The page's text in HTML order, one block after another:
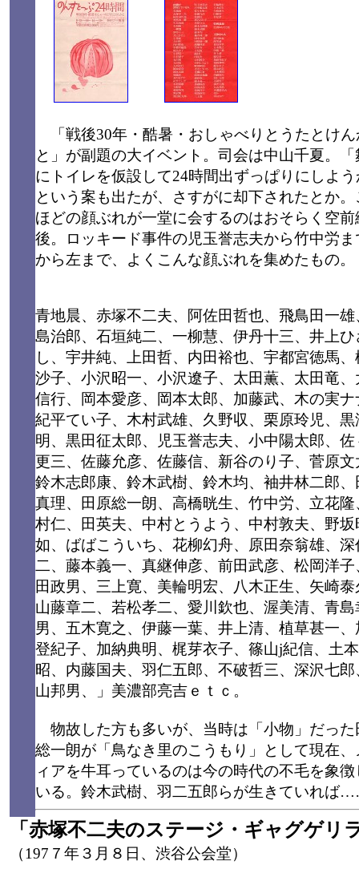
「戦後30年・酷暑・おしゃべりとうたとけん
と」が副題の大イベント。司会は中山千夏。「
にトイレを仮設して24時間出ずっぱりにしよ
という案も出たが、さすがに却下されたとか。
ほどの顔ぶれが一堂に会するのはおそらく空前
後。ロッキード事件の児玉誉志夫から竹中労ま
から左まで、よくこんな顔ぶれを集めたもの。
青地晨、赤塚不二夫、阿佐田哲也、飛鳥田一雄
島治郎、石垣純二、一柳慧、伊丹十三、井上ひ
し、宇井純、上田哲、内田裕也、宇都宮徳馬、
沙子、小沢昭一、小沢遼子、太田薫、太田竜、
信行、岡本愛彦、岡本太郎、加藤武、木の実ナ
紀平てい子、木村武雄、久野収、栗原玲児、黒
明、黒田征太郎、児玉誉志夫、小中陽太郎、佐
更三、佐藤允彦、佐藤信、新谷のり子、菅原文
鈴木志郎康、鈴木武樹、鈴木均、袖井林二郎、
真理、田原総一朗、高橋晄生、竹中労、立花隆
村仁、田英夫、中村とうよう、中村敦夫、野坂
如、ばばこういち、花柳幻舟、原田奈翁雄、深
二、藤本義一、真継伸彦、前田武彦、松岡洋子
田政男、三上寛、美輪明宏、八木正生、矢崎泰
山藤章二、若松孝二、愛川欽也、渥美清、青島
男、五木寛之、伊藤一葉、井上清、植草甚一、
登紀子、加納典明、梶芽衣子、篠山j紀信、土
昭、内藤国夫、羽仁五郎、不破哲三、深沢七郎
山邦男、」美濃部亮吉ｅｔｃ。
物故した方も多いが、当時は「小物」だった
総一朗が「鳥なき里のこうもり」として現在、
ィアを牛耳っているのは今の時代の不毛を象徴
いる。鈴木武樹、羽二五郎らが生きていれば
「赤塚不二夫のステージ・ギャグゲリ
（197７年３月８日、渋谷公会堂）